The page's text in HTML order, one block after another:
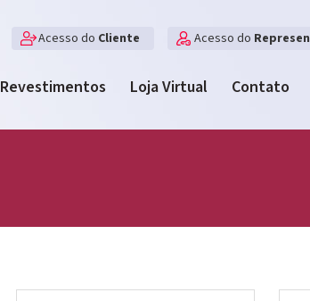
Acesso do Cliente Acesso do
Revestimentos Loja Virtual Contato